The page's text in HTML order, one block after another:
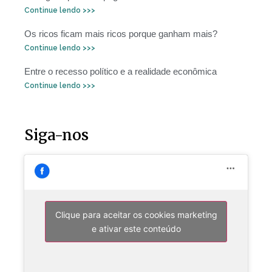
Continue lendo >>>
Os ricos ficam mais ricos porque ganham mais?
Continue lendo >>>
Entre o recesso político e a realidade econômica
Continue lendo >>>
Siga-nos
Clique para aceitar os cookies marketing
e ativar este conteúdo